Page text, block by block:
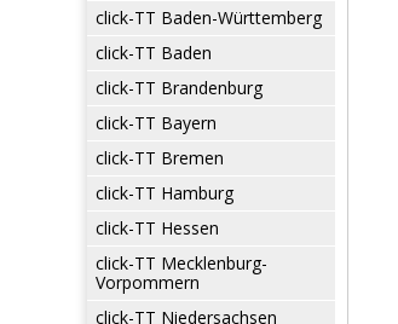
click-TT Baden-Württemberg
click-TT Baden
click-TT Brandenburg
click-TT Bayern
click-TT Bremen
click-TT Hamburg
click-TT Hessen
click-TT Mecklenburg-
Vorpommern
click-TT Niedersachsen